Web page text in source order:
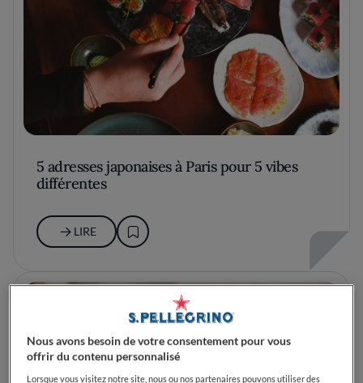
5 adresses japonaises à Paris pour 5 vibes
différentes
LIRE
Nous avons besoin de votre consentement pour vous
offrir du contenu personnalisé
Lorsque vous visitez notre site, nous ou nos partenaires pouvons utiliser des